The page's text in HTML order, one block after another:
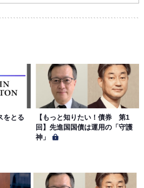
害の責任は、会員が負うものとし、当
た情報、写真、その他の著作物は、当
著作者または著作権者に帰属するもの
当社著作物について複製、転用、公衆
よび翻訳などの著作権、商標権などを
はならないものとします。
容の停止・変更）
容を変更する場合があります。
をとる
【もっと知りたい！債券 第1
回】先進国国債は運用の「守護
神」